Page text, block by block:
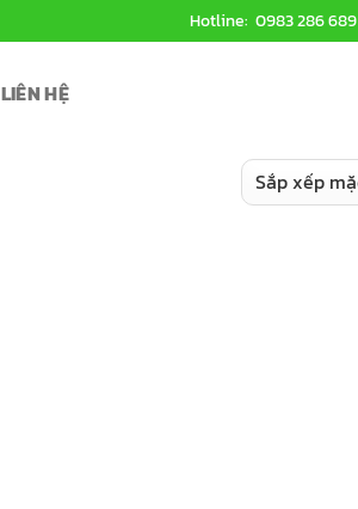
Hotline: 0983 286 689
LIÊN HỆ